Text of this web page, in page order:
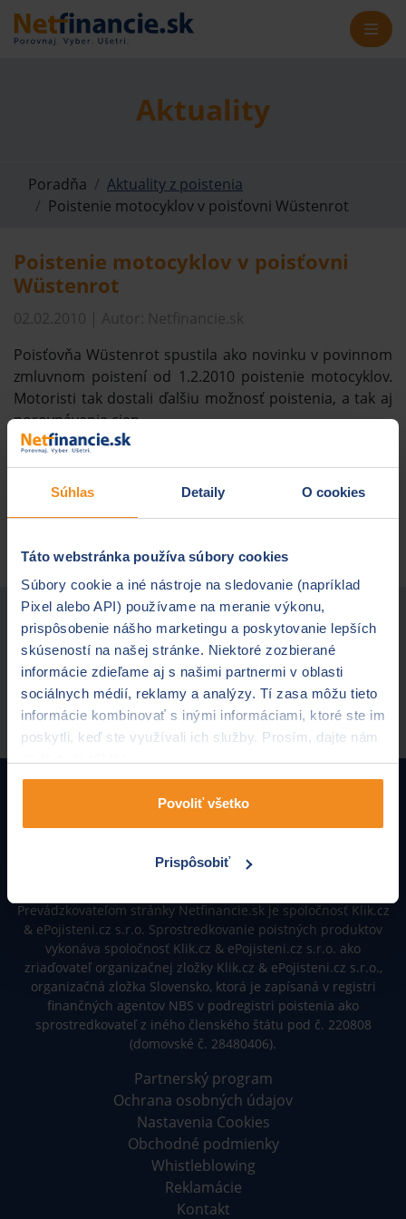
Súhlas Detaily O cookies
Táto webstránka používa súbory cookies
Súbory cookie a iné nástroje na sledovanie (napríklad
Pixel alebo API) používame na meranie výkonu,
prispôsobenie nášho marketingu a poskytovanie lepších
skúseností na našej stránke. Niektoré zozbierané
informácie zdieľame aj s našimi partnermi v oblasti
sociálnych médií, reklamy a analýzy. Tí zasa môžu tieto
informácie kombinovať s inými informáciami, ktoré ste im
poskytli, keď ste využívali ich služby. Prosím, dajte nám
Povoliť všetko
Prispôsobiť
Aktuality
Poradňa
Aktuality z poistenia
Poistenie motocyklov v poisťovni Wüstenrot
Poistenie motocyklov v poisťovni
Wüstenrot
02.02.2010 | Autor: Netfinancie.sk
Poisťovňa Wüstenrot spustila ako novinku v povinnom
zmluvnom poistení od 1.2.2010 poistenie motocyklov.
Motoristi tak dostali ďalšiu možnosť poistenia, a tak aj
porovnávania cien.
S jednoduchosťou a prehľadnosťou nadväzuje na
motorových vozidiel do 3,5t. Poistné sa určuje iba na
základe jedného kritéria – výkonu motora v kW.
Newsletter
Chcete mať informácie o novinkách v oblasti poistenia
alebo získať praktické rady? Pridajte sa!
Prevádzkovateľom stránky Netfinancie.sk je spoločnosť Klik.cz
& ePojisteni.cz s.r.o. Sprostredkovanie poistných produktov
vykonáva spoločnosť Klik.cz & ePojisteni.cz s.r.o. ako
zriaďovateľ organizačnej zložky Klik.cz & ePojisteni.cz s.r.o.,
organizačná zložka Slovensko, ktorá je zapísaná v registri
finančných agentov NBS v podregistri poistenia ako
sprostredkovateľ z iného členského štátu pod č. 220808
(domovské č. 28480406).
Partnerský program
Ochrana osobných údajov
Nastavenia Cookies
Obchodné podmienky
Whistleblowing
Reklamácie
Kontakt